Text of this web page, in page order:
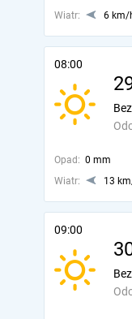
Wiatr: 6 km/
08:00
Opad: 0 mm
Wiatr:
13
09:00